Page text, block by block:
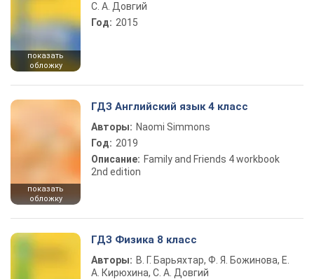
показать
обложку
С. А. Довгий
Год: 2015
показать
обложку
ГДЗ Английский язык 4 класс
Авторы: Naomi Simmons
Год: 2019
Описание: Family and Friends 4 workbook
2nd edition
ГДЗ Физика 8 класс
Авторы: В. Г. Барьяхтар, Ф. Я. Божинова, Е.
А. Кирюхина, С. А. Довгий